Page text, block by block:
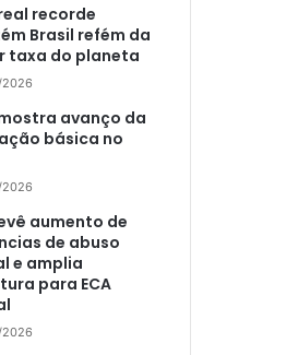
recorde
Brasil refém da
taxa do planeta
avanço da
básica no
aumento de
de abuso
e amplia
para ECA